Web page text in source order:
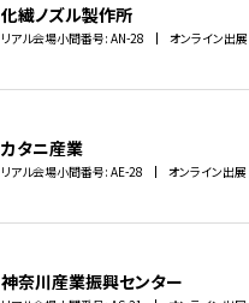
化繊ノズル製作所
リアル会場小間番号: AN-28 オンライン出展
カタニ産業
リアル会場小間番号: AE-28 オンライン出展
神奈川産業振興センター